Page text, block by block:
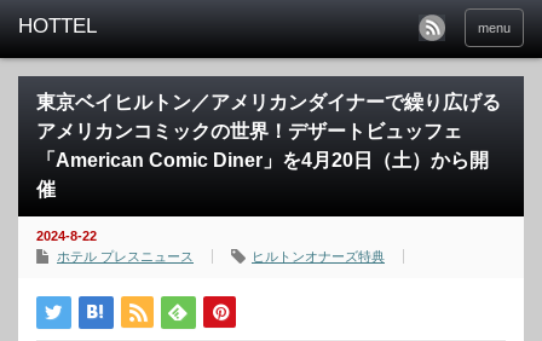
menu
東京ベイヒルトン／アメリカンダイナーで繰り広げる
アメリカンコミックの世界！デザートビュッフェ
「American Comic Diner」を4月20日（土）から開
催
2024-8-22
ホテル プレスニュース
ヒルトンオナーズ特典